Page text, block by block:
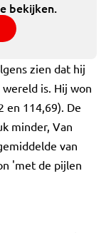
bekijken.
zien dat hij
is. Hij won
en 114,69). De
minder, Van
van
'met de pijlen